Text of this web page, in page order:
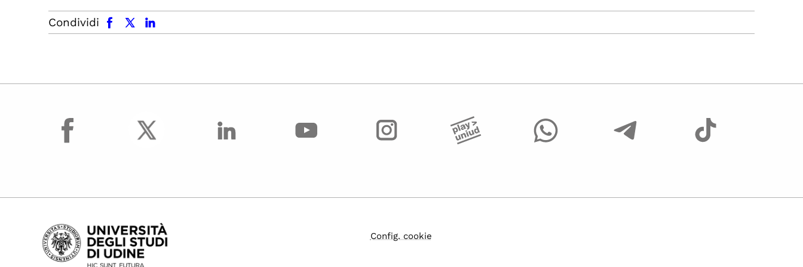
Condividi
facebook x.com linkedin
facebook
Config. cookie